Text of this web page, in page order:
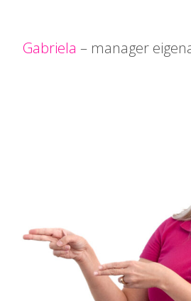
Gabriela – manager